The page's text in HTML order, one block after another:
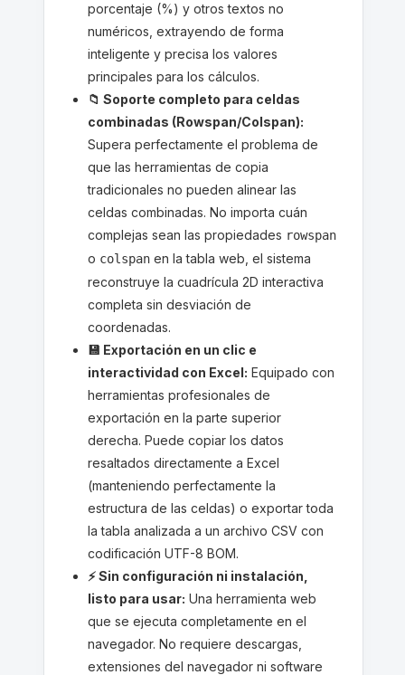
porcentaje (%) y otros textos no
numéricos, extrayendo de forma
inteligente y precisa los valores
principales para los cálculos.
📁 Soporte completo para celdas
combinadas (Rowspan/Colspan):
Supera perfectamente el problema de
que las herramientas de copia
tradicionales no pueden alinear las
celdas combinadas. No importa cuán
complejas sean las propiedades rowspan
o colspan en la tabla web, el sistema
reconstruye la cuadrícula 2D interactiva
completa sin desviación de
coordenadas.
💾 Exportación en un clic e
interactividad con Excel: Equipado con
herramientas profesionales de
exportación en la parte superior
derecha. Puede copiar los datos
resaltados directamente a Excel
(manteniendo perfectamente la
estructura de las celdas) o exportar toda
la tabla analizada a un archivo CSV con
codificación UTF-8 BOM.
⚡ Sin configuración ni instalación,
listo para usar: Una herramienta web
que se ejecuta completamente en el
navegador. No requiere descargas,
extensiones del navegador ni software